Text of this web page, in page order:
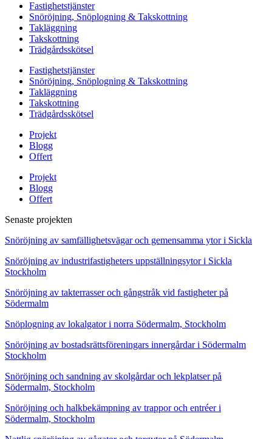
Fastighetstjänster
Snöröjning, Snöplogning & Takskottning
Takläggning
Takskottning
Trädgårdsskötsel
Fastighetstjänster
Snöröjning, Snöplogning & Takskottning
Takläggning
Takskottning
Trädgårdsskötsel
Projekt
Blogg
Offert
Projekt
Blogg
Offert
Senaste projekten
Snöröjning av samfällighetsvägar och gemensamma ytor i Sickla
Snöröjning av industrifastigheters uppställningsytor i Sickla
Stockholm
Snöröjning av takterrasser och gångstråk vid fastigheter på
Södermalm
Snöplogning av lokalgator i norra Södermalm, Stockholm
Snöröjning av bostadsrättsföreningars innergårdar i Södermalm
Stockholm
Snöröjning och sandning av skolgårdar och lekplatser på
Södermalm, Stockholm
Snöröjning och halkbekämpning av trappor och entréer i
Södermalm, Stockholm